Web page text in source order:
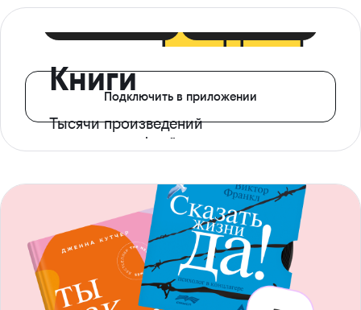
Книги
Тысячи произведений
с доступом офлайн
Подключить в приложении